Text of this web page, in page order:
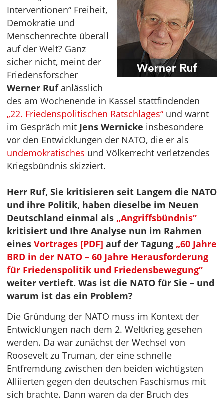
Interventionen“ Freiheit,
Demokratie und
Menschenrechte überall
auf der Welt? Ganz
sicher nicht, meint der
Friedensforscher
Werner Rufanlässlich
des am Wochenende in Kassel stattfindenden
„22. Friedenspolitischen Ratschlages“ und warnt
im Gespräch mit Jens Wernicke insbesondere
vor den Entwicklungen der NATO, die er als
undemokratisches und Völkerrecht verletzendes
Kriegsbündnis skizziert.
Herr Ruf, Sie kritisieren seit Langem die NATO
und ihre Politik, haben dieselbe im Neuen
Deutschland einmal als „Angriffsbündnis“
kritisiert und Ihre Analyse nun im Rahmen
eines Vortrages [PDF] auf der Tagung „60 Jahre
BRD in der NATO – 60 Jahre Herausforderung
für Friedenspolitik und Friedensbewegung“
weiter vertieft. Was ist die NATO für Sie – und
warum ist das ein Problem?
Die Gründung der NATO muss im Kontext der
Entwicklungen nach dem 2. Weltkrieg gesehen
werden. Da war zunächst der Wechsel von
Roosevelt zu Truman, der eine schnelle
Entfremdung zwischen den beiden wichtigsten
Alliierten gegen den deutschen Faschismus mit
sich brachte. Dann waren da der Bruch des